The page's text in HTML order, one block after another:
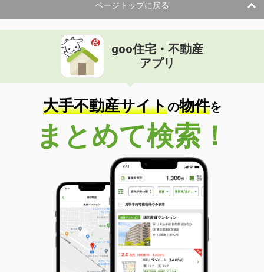
ページトップに戻る
goo住宅・不動産
アプリ
大手不動産サイトの物件を
まとめて検索！